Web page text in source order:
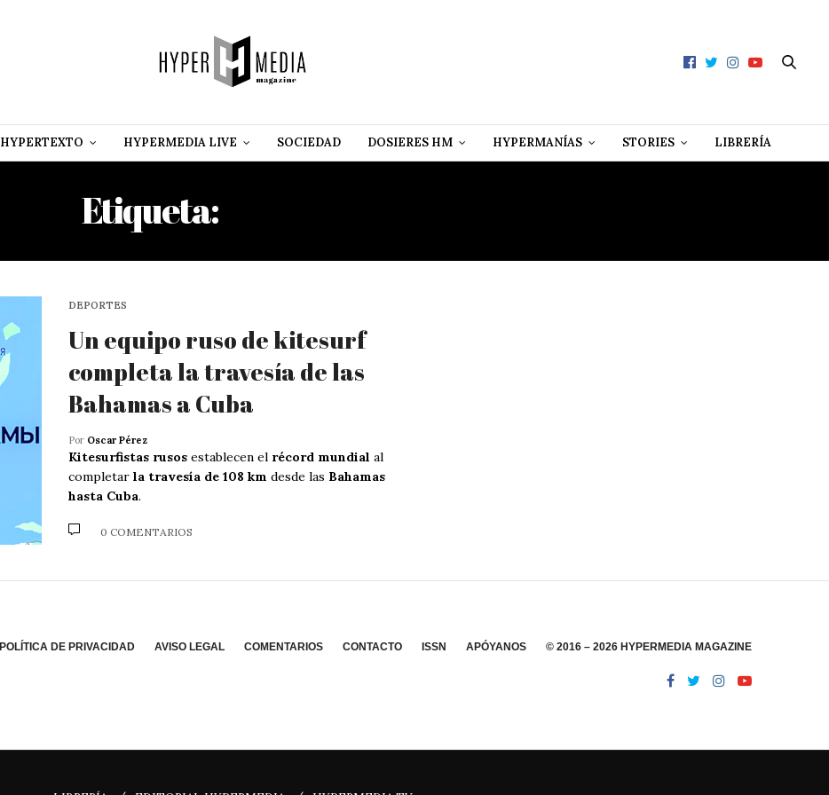
HYPERTEXTO HYPERMEDIA LIVE SOCIEDAD DOSIERES HM HYPERMANÍAS STORIES LIBRERÍA
Etiqueta:
DEPORTES
Un equipo ruso de kitesurf
completa la travesía de las
Bahamas a Cuba
Por Oscar Pérez
Kitesurfistas rusos establecen el récord mundial al
completar la travesía de 108 km desde las Bahamas
hasta Cuba.
0 COMENTARIOS
POLÍTICA DE PRIVACIDAD AVISO LEGAL COMENTARIOS CONTACTO ISSN APÓYANOS © 2016 – 2026 HYPERMEDIA MAGAZINE